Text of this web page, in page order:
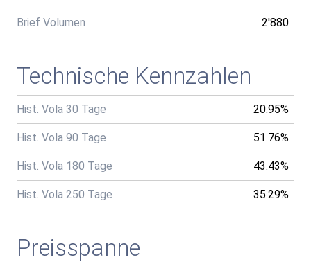
Brief Volumen 2'880
Technische Kennzahlen
Hist. Vola 30 Tage 20.95%
Hist. Vola 90 Tage 51.76%
Hist. Vola 180 Tage 43.43%
Hist. Vola 250 Tage 35.29%
Preisspanne